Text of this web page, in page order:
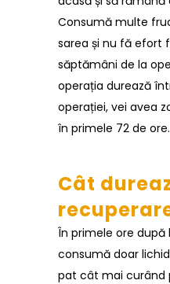
Consumă multe
sarea și nu fă efort
săptămâni de la
operația durează
operației, vei avea
în primele 72 de ore.
Cât
În primele ore după
consumă doar
pat cât mai curând